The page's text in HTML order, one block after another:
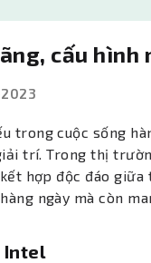
cấu hình
trong cuộc sống
trí. Trong thị
hợp độc đáo giữa
ngày mà còn
Intel